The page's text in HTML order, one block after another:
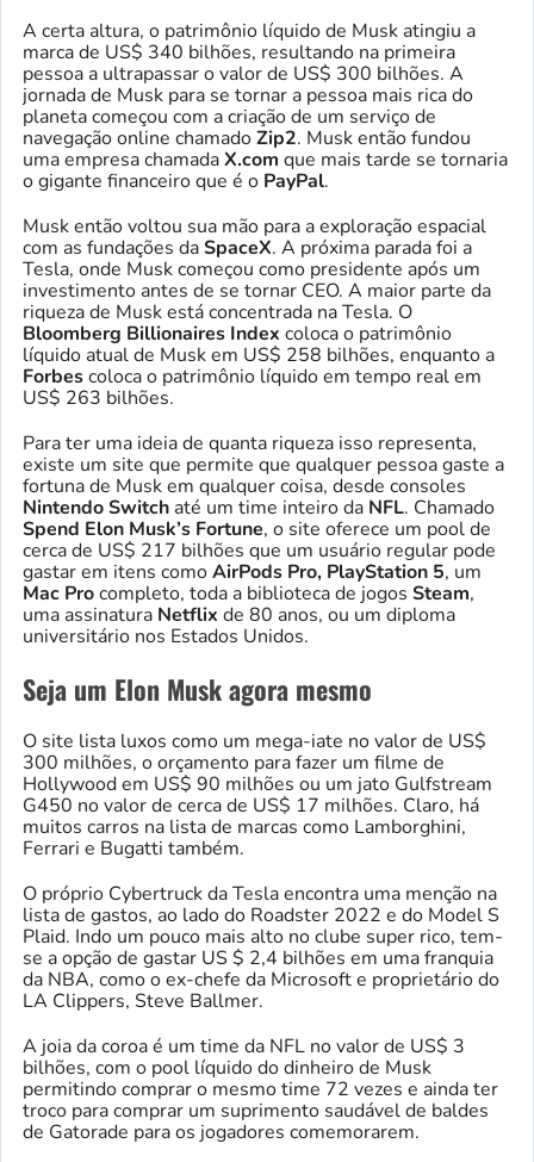
A certa altura, o patrimônio líquido de Musk atingiu a
marca de US$ 340 bilhões, resultando na primeira
pessoa a ultrapassar o valor de US$ 300 bilhões. A
jornada de Musk para se tornar a pessoa mais rica do
planeta começou com a criação de um serviço de
navegação online chamadoZip2. Musk então fundou
uma empresa chamadaX.com que mais tarde se tornaria
o gigante financeiro que é o PayPal.
Musk então voltou sua mão para a exploração espacial
com as fundações daSpaceX. A próxima parada foi a
Tesla, onde Musk começou como presidente após um
investimento antes de se tornar CEO. A maior parte da
riqueza de Musk está concentrada na Tesla. O
Bloomberg Billionaires Index coloca o patrimônio
líquido atual de Musk em US$ 258 bilhões, enquanto a
Forbescoloca o patrimônio líquido em tempo real em
US$ 263 bilhões.
Para ter uma ideia de quanta riqueza isso representa,
existe um site que permite que qualquer pessoa gaste a
fortuna de Musk em qualquer coisa, desde consoles
Nintendo Switch até um time inteiro da NFL. Chamado
Spend Elon Musk’s Fortune, o site oferece um pool de
cerca de US$ 217 bilhões que um usuário regular pode
gastar em itens comoAirPods Pro, PlayStation 5, um
Mac Procompleto, toda a biblioteca de jogos Steam,
uma assinatura Netflix de 80 anos, ou um diploma
universitário nos Estados Unidos.
Seja um Elon Musk agora mesmo
O site lista luxos como um mega-iate no valor de US$
300 milhões, o orçamento para fazer um filme de
Hollywood em US$ 90 milhões ou um jato Gulfstream
G450 no valor de cerca de US$ 17 milhões. Claro, há
muitos carros na lista de marcas como Lamborghini,
Ferrari e Bugatti também.
O próprio Cybertruck da Tesla encontra uma menção na
lista de gastos, ao lado do Roadster 2022 e do Model S
Plaid. Indo um pouco mais alto no clube super rico, tem-
se a opção de gastar US $ 2,4 bilhões em uma franquia
da NBA, como o ex-chefe da Microsoft e proprietário do
LA Clippers, Steve Ballmer.
A joia da coroa é um time da NFL no valor de US$ 3
bilhões, com o pool líquido do dinheiro de Musk
permitindo comprar o mesmo time 72 vezes e ainda ter
troco para comprar um suprimento saudável de baldes
de Gatorade para os jogadores comemorarem.